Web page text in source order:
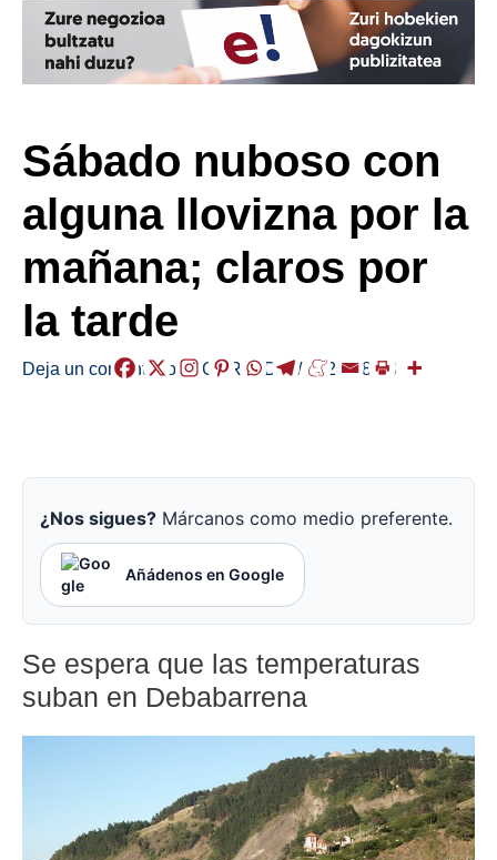
Sábado nuboso con
alguna llovizna por la
mañana; claros por
la tarde
Deja un comentario /EGURALDIA/ 2024-08-03
¿Nos sigues? Márcanos como medio preferente.
Añádenos en Google
Se espera que las temperaturas
suban en Debabarrena